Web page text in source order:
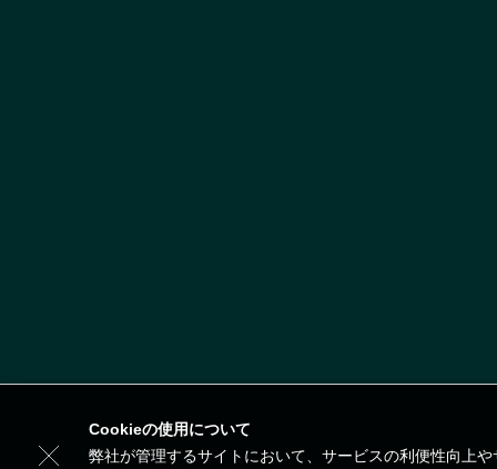
Cookieの使用について
弊社が管理するサイトにおいて、サービスの利便性向上